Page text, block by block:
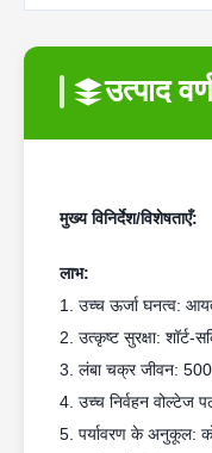
उत्पाद
मुख्य विनिर्देश/विशेषताएँ:
लाभ:
1. उच्च ऊर्जा घनत्व:
2. उत्कृष्ट सुरक्षा:
3. लंबा चक्र जीवन: 500
4. उच्च निर्वहन वोल्टेज
5. पर्यावरण के अनुकूल: